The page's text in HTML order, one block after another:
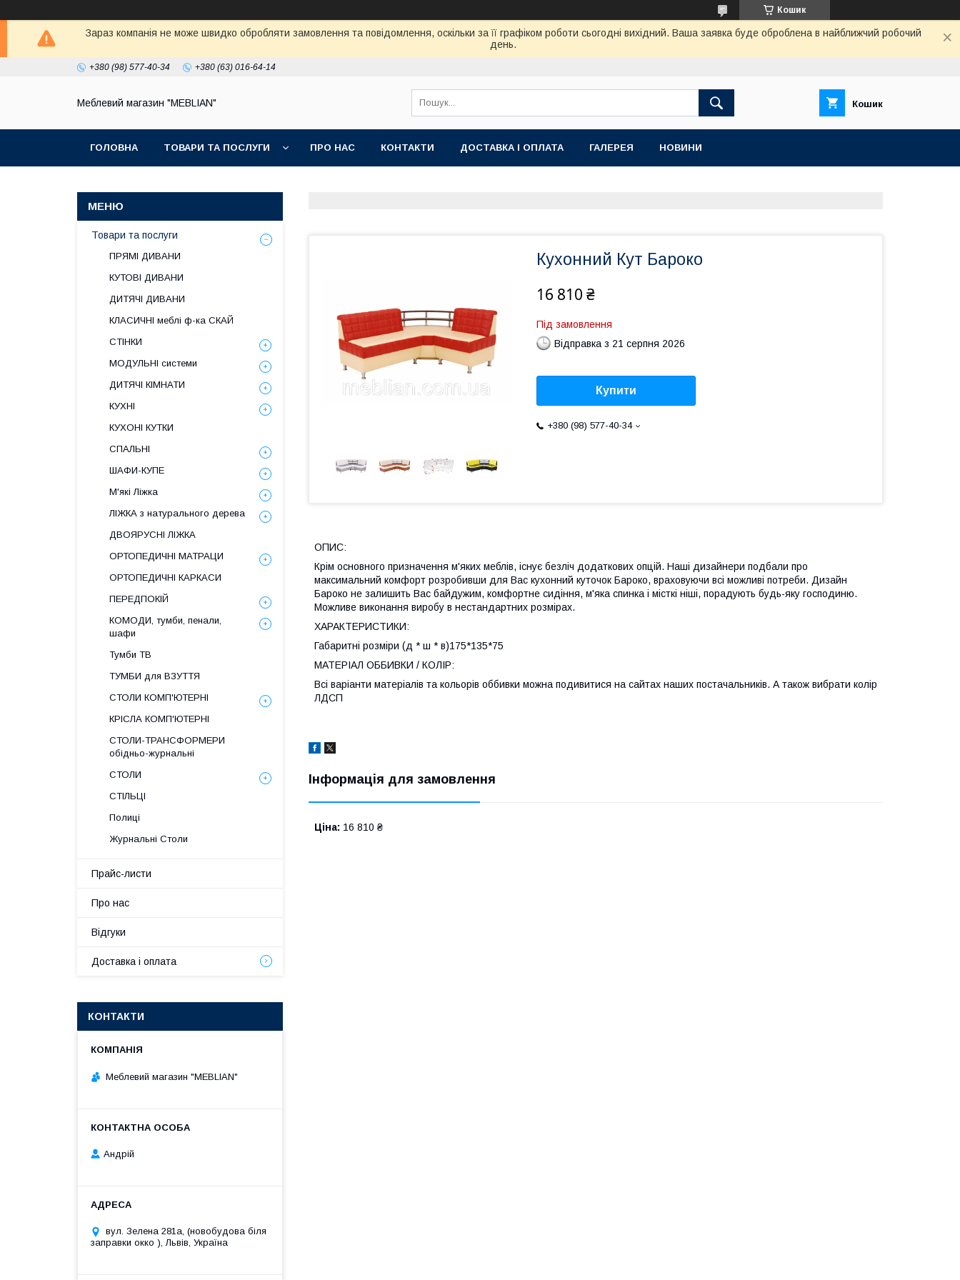
Кошик
Зараз компанія не може швидко обробляти замовлення та повідомлення, оскільки за її графіком роботи сьогодні вихідний. Ваша заявка буде оброблена в найближчий робочий
день.
+380 (98) 577-40-34 +380 (63) 016-64-14
Меблевий магазин "MEBLIAN" Кошик
ГОЛОВНА ТОВАРИ ТА ПОСЛУГИ ПРО НАС КОНТАКТИ ДОСТАВКА І ОПЛАТА ГАЛЕРЕЯ НОВИНИ
Кухонний Кут Бароко
16 810 ₴
Під замовлення
Відправка з 21 серпня 2026
Купити
+380 (98) 577-40-34
ОПИС:
Крім основного призначення м'яких меблів, існує безліч додаткових опцій. Наші дизайнери подбали про
максимальний комфорт розробивши для Вас кухонний куточок Бароко, враховуючи всі можливі потреби. Дизайн
Бароко не залишить Вас байдужим, комфортне сидіння, м'яка спинка і місткі ніші, порадують будь-яку господиню.
Можливе виконання виробу в нестандартних розмірах.
ХАРАКТЕРИСТИКИ:
Габаритні розміри (д * ш * в)175*135*75
МАТЕРІАЛ ОББИВКИ / КОЛІР:
Всі варіанти матеріалів та кольорів оббивки можна подивитися на сайтах наших постачальників. А також вибрати колір
ЛДСП
Інформація для замовлення
Ціна: 16 810 ₴
Товари та послуги
ПРЯМІ ДИВАНИ
КУТОВІ ДИВАНИ
ДИТЯЧІ ДИВАНИ
КЛАСИЧНІ меблі ф-ка СКАЙ
СТІНКИ
МОДУЛЬНІ системи
ДИТЯЧІ КІМНАТИ
КУХНІ
КУХОНІ КУТКИ
СПАЛЬНІ
ШАФИ-КУПЕ
М'які Ліжка
ЛІЖКА з натурального дерева
ДВОЯРУСНІ ЛІЖКА
ОРТОПЕДИЧНІ МАТРАЦИ
ОРТОПЕДИЧНІ КАРКАСИ
ПЕРЕДПОКІЙ
КОМОДИ, тумби, пенали,
шафи
Тумби ТВ
ТУМБИ для ВЗУТТЯ
СТОЛИ КОМП'ЮТЕРНІ
КРІСЛА КОМП'ЮТЕРНІ
СТОЛИ-ТРАНСФОРМЕРИ
обідньо-журнальні
СТОЛИ
СТІЛЬЦІ
Полиці
Журнальні Столи
Прайс-листи
Про нас
Відгуки
Доставка і оплата
КОНТАКТИ
Меблевий магазин "MEBLIAN"
Андрій
вул. Зелена 281а, (новобудова біля
заправки окко ), Львів, Україна